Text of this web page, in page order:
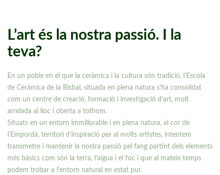
L’art és la nostra passió. I la
teva?
En un poble en el que la ceràmica i la cultura són tradició, l’Escola
de Ceràmica de la Bisbal, situada en plena natura s’ha consolidat
com un centre de creació, formació i investigació d’art, molt
arrelada al lloc i oberta a tothom.
Situats en un entorn immillorable i en plena natura, al cor de
l’Empordà, territori d’inspiració per al molts artistes, intentem
transmetre i mantenir la nostra passió pel fang partint dels elements
més bàsics com són la terra, l’aigua i el foc i que al mateix temps
podem trobar a l’entorn natural en estat pur.